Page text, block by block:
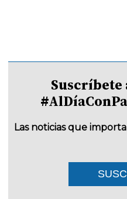
Las noticias que